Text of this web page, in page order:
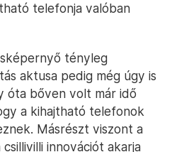
telefonja valóban
tényleg
aktusa pedig még úgy is
óta bőven volt már idő
a kihajtható telefonok
Másrészt viszont a
innovációt akarja